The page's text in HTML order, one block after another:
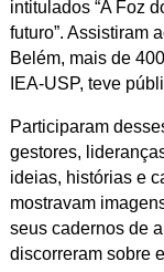
intitulados “A Foz
futuro”. Assistiram
Belém, mais de
IEA-USP, teve
Participaram
gestores,
ideias, histórias e
mostravam
seus cadernos de
discorreram sobre